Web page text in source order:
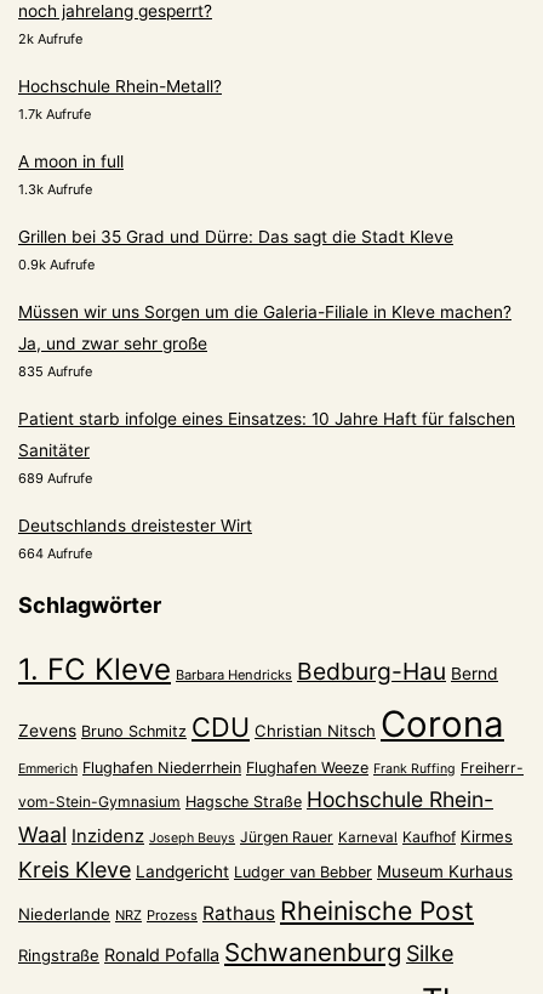
noch jahrelang gesperrt?
2k Aufrufe
Hochschule Rhein-Metall?
1.7k Aufrufe
A moon in full
1.3k Aufrufe
Grillen bei 35 Grad und Dürre: Das sagt die Stadt Kleve
0.9k Aufrufe
Müssen wir uns Sorgen um die Galeria-Filiale in Kleve machen?
Ja, und zwar sehr große
835 Aufrufe
Patient starb infolge eines Einsatzes: 10 Jahre Haft für falschen
Sanitäter
689 Aufrufe
Deutschlands dreistester Wirt
664 Aufrufe
Schlagwörter
1. FC Kleve Barbara Hendricks Bedburg-Hau Bernd
Zevens Bruno Schmitz CDU Christian Nitsch Corona
Emmerich Flughafen Niederrhein Flughafen Weeze Frank Ruffing Freiherr-
vom-Stein-Gymnasium Hagsche Straße Hochschule Rhein-
Waal Inzidenz Joseph Beuys Jürgen Rauer Karneval Kaufhof Kirmes
Kreis Kleve Landgericht Ludger van Bebber Museum Kurhaus
Niederlande NRZ Prozess Rathaus Rheinische Post
Ringstraße Ronald Pofalla Schwanenburg Silke